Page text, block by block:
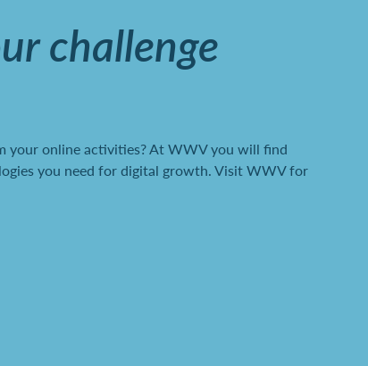
challenge
your online activities? At WWV you will find
you need for digital growth. Visit WWV for